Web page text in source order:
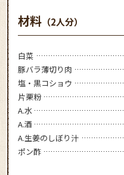
材料 （2人分）
白菜
豚バラ薄切り肉
塩・黒コショウ
片栗粉
A.水
A.酒
A.生姜のしぼり汁
ポン酢